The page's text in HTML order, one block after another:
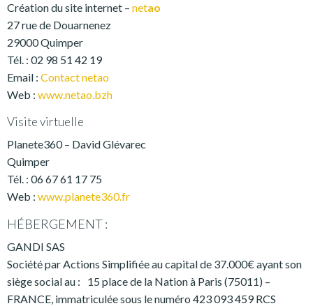
Création du site internet – netao
27 rue de Douarnenez
29000 Quimper
Tél. : 02 98 51 42 19
Email : Contact netao
Web : www.netao.bzh
Visite virtuelle
Planete360 – David Glévarec
Quimper
Tél. : 06 67 61 17 75
Web : www.planete360.fr
HÉBERGEMENT :
GANDI SAS
Société par Actions Simplifiée au capital de 37.000€ ayant son
siège social au : 15 place de la Nation à Paris (75011) –
FRANCE, immatriculée sous le numéro 423 093 459 RCS